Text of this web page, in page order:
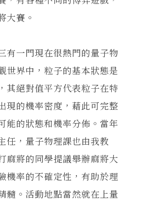
大賽。
一門現在很熱門的量子物
世界中，粒子的基本狀態是
其絕對值平方代表粒子在特
現的機率密度，藉此可完整
能的狀態和機率分佈。當年
任，量子物理課也由我教
麻將的同學提議舉辦麻將大
機率的不確定性，有助於理
髓。活動地點當然就在上量